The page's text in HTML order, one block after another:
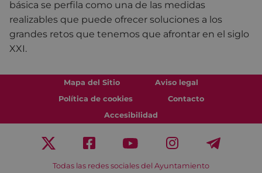
básica se perfila como una de las medidas
realizables que puede ofrecer soluciones a los
grandes retos que tenemos que afrontar en el siglo
XXI.
Mapa del Sitio
Aviso legal
Política de cookies
Contacto
Accesibilidad
Todas las redes sociales del Ayuntamiento